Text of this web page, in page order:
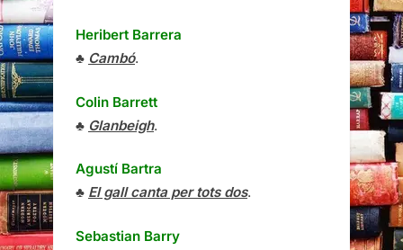
Heribert Barrera
♣ Cambó.
Colin Barrett
♣ Glanbeigh.
Agustí Bartra
♣ El gall canta per tots dos.
Sebastian Barry